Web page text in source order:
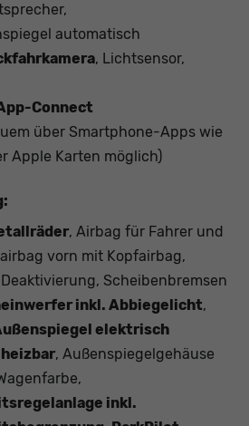
automatisch
, Lichtsensor,
Connect
über Smartphone-Apps wie
Apple Karten möglich)
, Airbag für Fahrer und
vorn mit Kopfairbag,
Scheibenbremsen
inkl. Abbiegelicht,
elektrisch
, Außenspiegelgehäuse
inkl.